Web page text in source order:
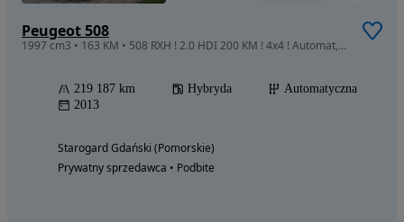
Peugeot 508
1997 cm3 • 163 KM • 508 RXH ! 2.0 HDI 200 KM ! 4x4 ! Automat, Led, Masaże, Skóry ! JBL !
219 187 km Hybryda
Automatyczna
2013
Starogard Gdański (Pomorskie)
Prywatny sprzedawca • Podbite